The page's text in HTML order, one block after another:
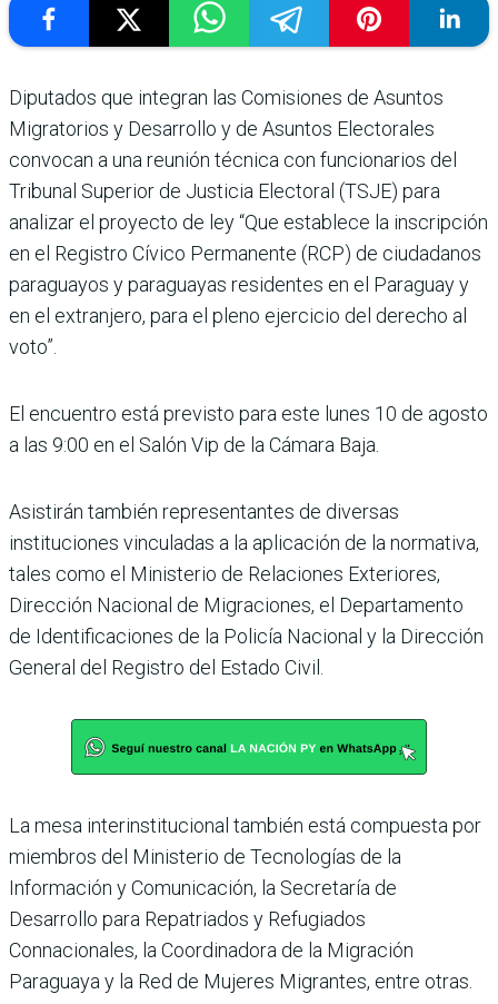
Diputados que integran las Comisiones de Asuntos
Migratorios y Desarrollo y de Asuntos Electorales
convocan a una reunión técnica con funcionarios del
Tribunal Superior de Justicia Electoral (TSJE) para
analizar el proyecto de ley “Que establece la inscripción
en el Registro Cívico Permanente (RCP) de ciudadanos
paraguayos y paraguayas residentes en el Paraguay y
en el extranjero, para el pleno ejercicio del derecho al
voto”.
El encuentro está previsto para este lunes 10 de agosto
a las 9:00 en el Salón Vip de la Cámara Baja.
Asistirán también representantes de diversas
instituciones vinculadas a la aplicación de la normativa,
tales como el Ministerio de Relaciones Exteriores,
Dirección Nacional de Migraciones, el Departamento
de Identificaciones de la Policía Nacional y la Dirección
General del Registro del Estado Civil.
La mesa interinstitucional también está compuesta por
miembros del Ministerio de Tecnologías de la
Información y Comunicación, la Secretaría de
Desarrollo para Repatriados y Refugiados
Connacionales, la Coordinadora de la Migración
Paraguaya y la Red de Mujeres Migrantes, entre otras.